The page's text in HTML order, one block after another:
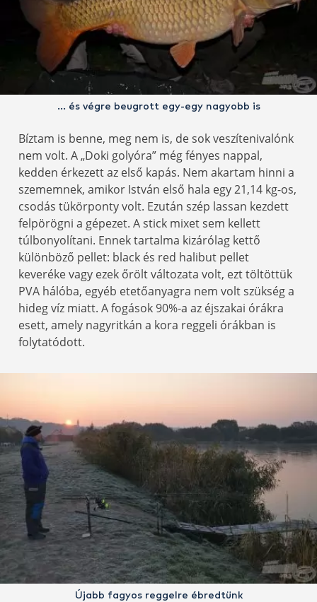
… és végre beugrott egy-egy nagyobb is
Bíztam is benne, meg nem is, de sok veszítenivalónk
nem volt. A „Doki golyóra” még fényes nappal,
kedden érkezett az első kapás. Nem akartam hinni a
szememnek, amikor István első hala egy 21,14 kg-os,
csodás tükörponty volt. Ezután szép lassan kezdett
felpörögni a gépezet. A stick mixet sem kellett
túlbonyolítani. Ennek tartalma kizárólag kettő
különböző pellet: black és red halibut pellet
keveréke vagy ezek őrölt változata volt, ezt töltöttük
PVA hálóba, egyéb etetőanyagra nem volt szükség a
hideg víz miatt. A fogások 90%-a az éjszakai órákra
esett, amely nagyritkán a kora reggeli órákban is
folytatódott.
Újabb fagyos reggelre ébredtünk